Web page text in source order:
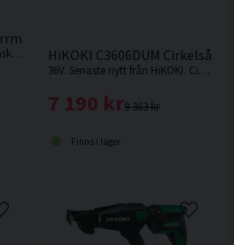
18V
Kompakt och lätt slagborrmaskin som lämpar sig bäst som borrskruvdragare eller för borrning i tegel tack vare slagfunktionen. Levereras utan batteri, laddare och kartong men med manual. HiKOKI C3606DUM Cirkelsåg
36V. Senaste nytt från HiKOKI. Cirkelsåg som kan fästas på skena.
9 363 kr
7 190 kr
Finns i lager